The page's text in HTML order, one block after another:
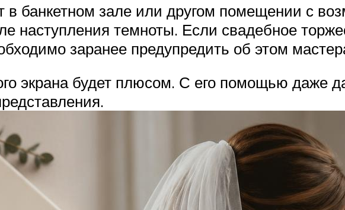
банкетном зале или другом помещении с
наступления темноты. Если свадебное
заранее предупредить об этом
экрана будет плюсом. С его помощью даже